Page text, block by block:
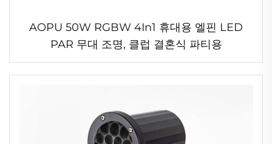
AOPU 50W RGBW 4In1 휴대용 엘핀 LED
PAR 무대 조명, 클럽 결혼식 파티용